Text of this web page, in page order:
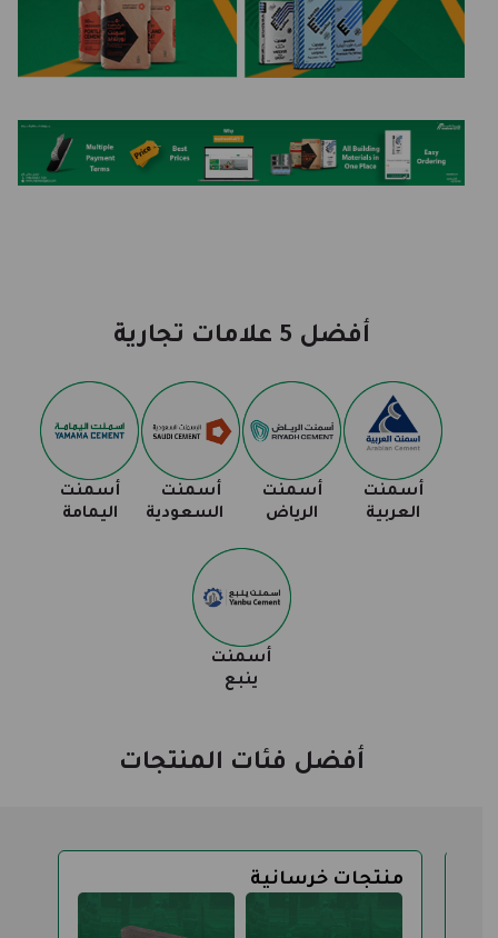
أفضل 5 علامات تجارية
أسمنت
العربية
أسمنت
الرياض
أسمنت
السعودية
أسمنت
اليمامة
أسمنت
ينبع
أفضل فئات المنتجات
منتجات خرسانية